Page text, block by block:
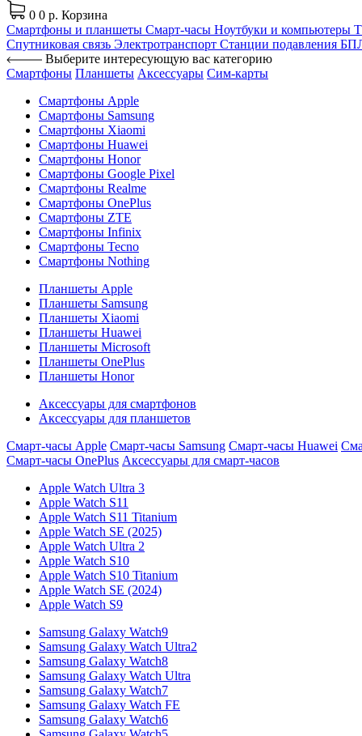
0 0 р. Корзина
Смартфоны и планшеты Смарт-часы Ноутбуки и компьютеры
Спутниковая связь Электротранспорт Станции подавления
Выберите интересующую вас категорию
Смартфоны Планшеты Аксессуары Сим-карты
Смартфоны Apple
Смартфоны Samsung
Смартфоны Xiaomi
Смартфоны Huawei
Смартфоны Honor
Смартфоны Google Pixel
Смартфоны Realme
Смартфоны OnePlus
Смартфоны ZTE
Смартфоны Infinix
Смартфоны Tecno
Смартфоны Nothing
Планшеты Apple
Планшеты Samsung
Планшеты Xiaomi
Планшеты Huawei
Планшеты Microsoft
Планшеты OnePlus
Планшеты Honor
Аксессуары для смартфонов
Аксессуары для планшетов
Смарт-часы Apple Смарт-часы Samsung Смарт-часы Huawei
Смарт-часы OnePlus Аксессуары для смарт-часов
Apple Watch Ultra 3
Apple Watch S11
Apple Watch S11 Titanium
Apple Watch SE (2025)
Apple Watch Ultra 2
Apple Watch S10
Apple Watch S10 Titanium
Apple Watch SE (2024)
Apple Watch S9
Samsung Galaxy Watch9
Samsung Galaxy Watch Ultra2
Samsung Galaxy Watch8
Samsung Galaxy Watch Ultra
Samsung Galaxy Watch7
Samsung Galaxy Watch FE
Samsung Galaxy Watch6